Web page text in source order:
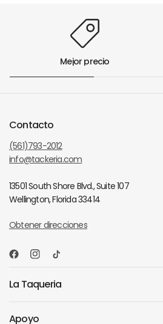
Mejor precio
Contacto
(561)793-2012
info@tackeria.com
13501 South Shore Blvd., Suite 107
Wellington, Florida 33414
Obtener direcciones
La Taqueria
Apoyo